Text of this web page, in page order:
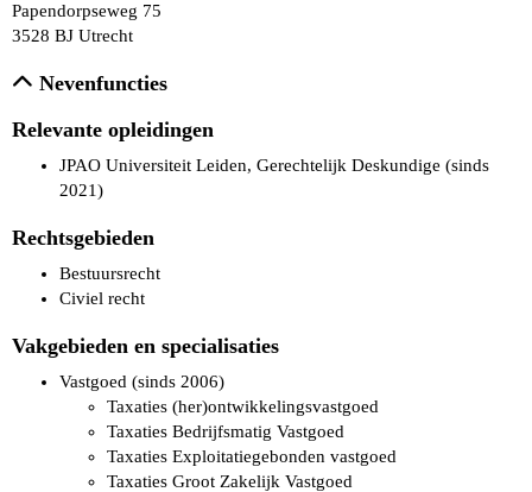
Papendorpseweg 75
3528 BJ Utrecht
Nevenfuncties
Relevante opleidingen
JPAO Universiteit Leiden, Gerechtelijk Deskundige (sinds
2021)
Rechtsgebieden
Bestuursrecht
Civiel recht
Vakgebieden en specialisaties
Vastgoed (sinds 2006)
Taxaties (her)ontwikkelingsvastgoed
Taxaties Bedrijfsmatig Vastgoed
Taxaties Exploitatiegebonden vastgoed
Taxaties Groot Zakelijk Vastgoed